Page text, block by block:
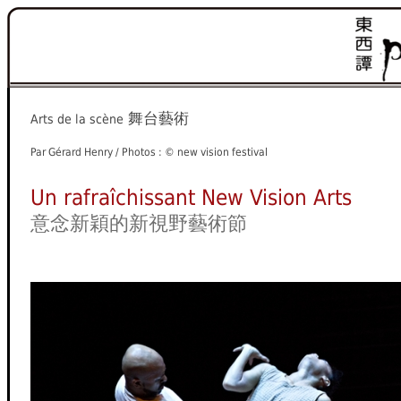
Arts de la scène 舞台藝術
Par Gérard Henry / Photos : © new vision festival
Un rafraîchissant New Vision Arts
意念新穎的新視野藝術節